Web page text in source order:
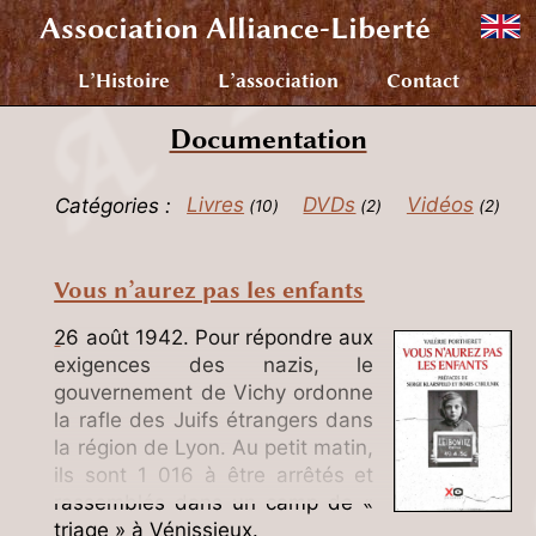
AssociationAlliance-Liberté
L’Histoire L’association Contact
Documentation
Catégories : Livres 10 DVDs 2 Vidéos 2
Vous n’aurez pas les enfants
26 août 1942. Pour répondre aux
exigences des nazis, le
gouvernement de Vichy ordonne
la rafle des Juifs étrangers dans
la région de Lyon. Au petit matin,
ils sont 1 016 à être arrêtés et
rassemblés dans un camp de «
triage » à Vénissieux.